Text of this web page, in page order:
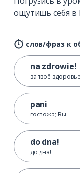
ощутишь себя в
слов/фраз к
na zdrowie!
за твоё
pani
госпожа; Вы
do dna!
до дна!